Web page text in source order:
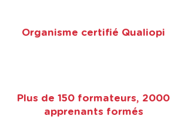
Organisme certifié Qualiopi
Plus de 150 formateurs, 2000
apprenants formés